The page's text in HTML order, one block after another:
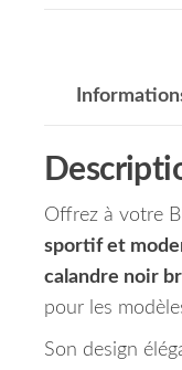
Offrez à votre
sportif et
calandre noir
pour les
Son design